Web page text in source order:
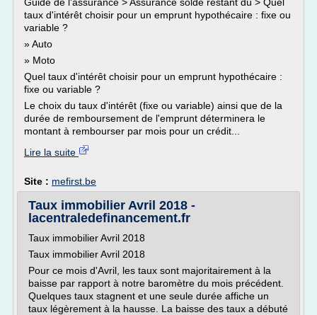
taux d'intérêt choisir pour un emprunt hypothécaire : fixe ou
variable ?
» Auto
» Moto
Quel taux d'intérêt choisir pour un emprunt hypothécaire :
fixe ou variable ?
Le choix du taux d'intérêt (fixe ou variable) ainsi que de la
durée de remboursement de l'emprunt déterminera le
montant à rembourser par mois pour un crédit...
Lire la suite
Site : mefirst.be
Taux immobilier Avril 2018 -
lacentraledefinancement.fr
Taux immobilier Avril 2018
Taux immobilier Avril 2018
Pour ce mois d'Avril, les taux sont majoritairement à la
baisse par rapport à notre baromètre du mois précédent.
Quelques taux stagnent et une seule durée affiche un
taux légèrement à la hausse. La baisse des taux a débuté